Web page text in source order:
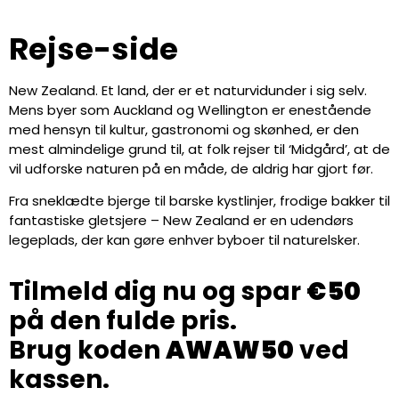
Rejse-side
New Zealand. Et land, der er et naturvidunder i sig selv.
Mens byer som Auckland og Wellington er enestående
med hensyn til kultur, gastronomi og skønhed, er den
mest almindelige grund til, at folk rejser til ‘Midgård’, at de
vil udforske naturen på en måde, de aldrig har gjort før.
Fra sneklædte bjerge til barske kystlinjer, frodige bakker til
fantastiske gletsjere – New Zealand er en udendørs
legeplads, der kan gøre enhver byboer til naturelsker.
Tilmeld dig nu og spar€50
på den fulde pris.
Brug kodenAWAW50ved
kassen.